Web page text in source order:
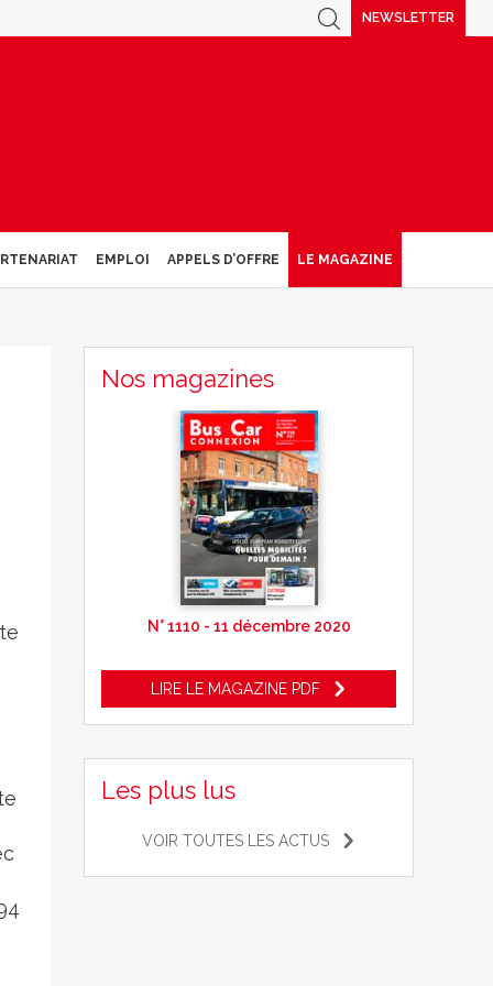
NEWSLETTER
EMPLOI APPELS D’OFFRE LE MAGAZINE
Nos magazines
N° 1110 - 11 décembre 2020
LIRE LE MAGAZINE PDF
Les plus lus
VOIR TOUTES LES ACTUS